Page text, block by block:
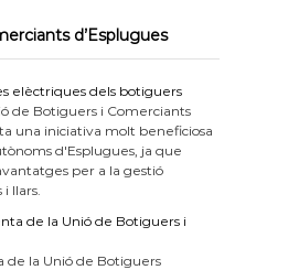
d’Esplugues
elèctriques dels botiguers
de Botiguers i Comerciants
una iniciativa molt beneficiosa
d'Esplugues, ja que
per a la gestió
llars.
de la Unió de Botiguers i
de la Unió de Botiguers